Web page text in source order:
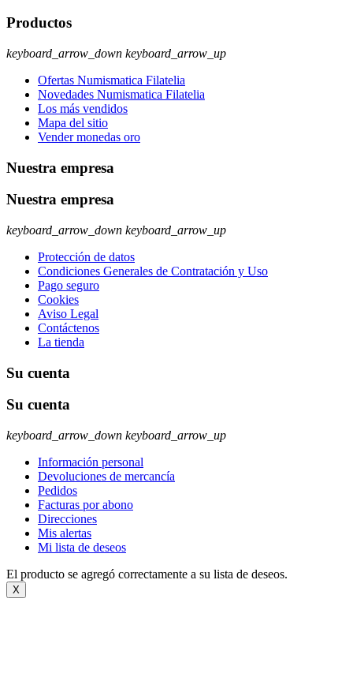
Productos
keyboard_arrow_down keyboard_arrow_up
Ofertas Numismatica Filatelia
Novedades Numismatica Filatelia
Los más vendidos
Mapa del sitio
Vender monedas oro
Nuestra empresa
Nuestra empresa
keyboard_arrow_down keyboard_arrow_up
Protección de datos
Condiciones Generales de Contratación y Uso
Pago seguro
Cookies
Aviso Legal
Contáctenos
La tienda
Su cuenta
Su cuenta
keyboard_arrow_down keyboard_arrow_up
Información personal
Devoluciones de mercancía
Pedidos
Facturas por abono
Direcciones
Mis alertas
Mi lista de deseos
El producto se agregó correctamente a su lista de deseos.
X